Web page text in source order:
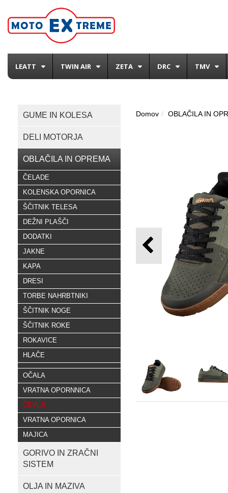
LEATT TWIN AIR ZETA DRC TMV
GUME IN KOLESA
DELI MOTORJA
OBLAČILA IN OPREMA
ČELADE
KOLENSKA OPORNICA
ŠČITNIK TELESA
DEŽNI PLAŠČI
DODATKI
JAKNE
KAPA
DRESI
TORBE NAHRBTNIKI
ŠČITNIK NOGE
ŠČITNIK ROKE
ROKAVICE
HLAČE
OČALA
VRATNA OPORNNICA
ČEVLJI
VRATNA OPORNICA
MAJICA
GORIVO IN ZRAČNI
SISTEM
OLJA IN MAZIVA
Domov OBLAČILA IN